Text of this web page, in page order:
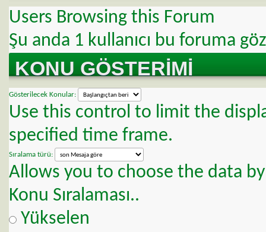
Users Browsing this Forum
Şu anda 1 kullanıcı bu foruma
KONU GÖSTERIMI
Gösterilecek Konular:
Use this control to limit the
specified time frame.
Sıralama türü:
Allows you to choose the data
Konu Sıralaması..
Yükselen